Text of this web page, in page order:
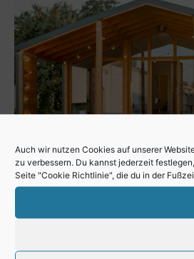
Auch wir nutzen Cookies auf unserer
zu verbessern. Du kannst jederzeit
Seite "Cookie Richtlinie", die du in der